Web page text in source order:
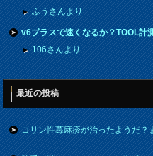
ふうさんより
v6プラスで速くなるか？TOOL計
106さんより
最近の投稿
コリン性蕁麻疹が治ったようだ？